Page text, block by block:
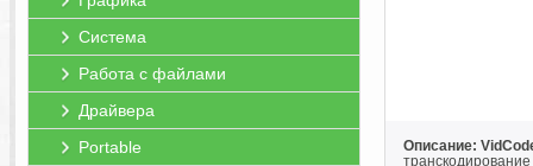
Система
Работа с файлами
Драйвера
Portable
Описание: